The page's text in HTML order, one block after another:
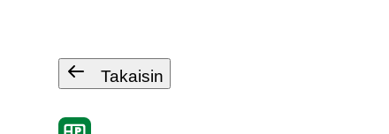
Takaisin